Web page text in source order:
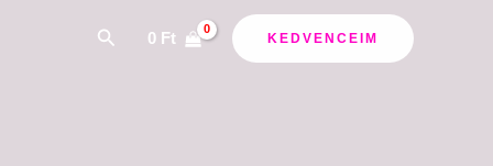
Search
0 Ft KEDVENCEIM